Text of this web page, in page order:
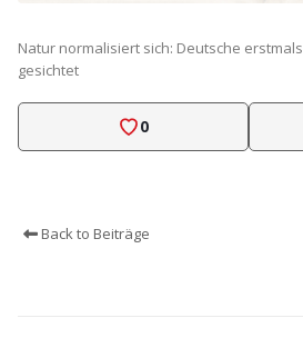
Natur normalisiert sich: Deutsche
gesichtet
0
Back to Beiträge